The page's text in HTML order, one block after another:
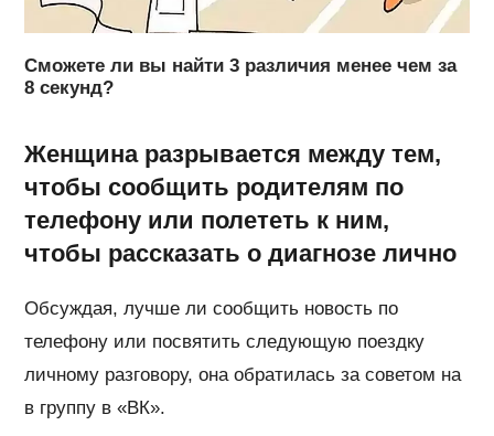
Сможете ли вы найти 3 различия менее чем за
8 секунд?
Женщина разрывается между тем,
чтобы сообщить родителям по
телефону или полететь к ним,
чтобы рассказать о диагнозе лично
Обсуждая, лучше ли сообщить новость по
телефону или посвятить следующую поездку
личному разговору, она обратилась за советом на
в группу в «ВК».